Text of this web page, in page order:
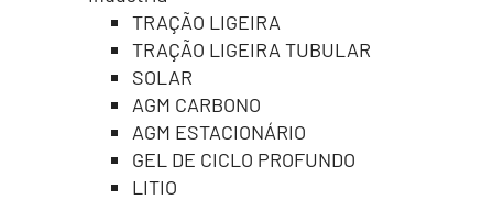
TRAÇÃO LIGEIRA
TRAÇÃO LIGEIRA TUBULAR
SOLAR
AGM CARBONO
AGM ESTACIONÁRIO
GEL DE CICLO PROFUNDO
LITIO